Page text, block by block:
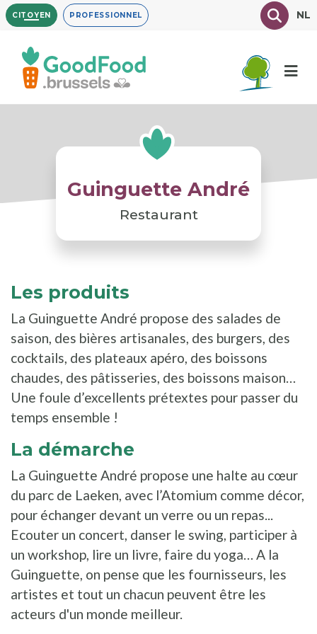
Aller
au
contenu
principal
CITOYEN PROFESSIONNEL TexteNL
Guinguette André
Restaurant
Les produits
La Guinguette André propose des salades de
saison, des bières artisanales, des burgers, des
cocktails, des plateaux apéro, des boissons
chaudes, des pâtisseries, des boissons maison…
Une foule d’excellents prétextes pour passer du
temps ensemble !
La démarche
La Guinguette André propose une halte au cœur
du parc de Laeken, avec l’Atomium comme décor,
pour échanger devant un verre ou un repas...
Ecouter un concert, danser le swing, participer à
un workshop, lire un livre, faire du yoga… A la
Guinguette, on pense que les fournisseurs, les
artistes et tout un chacun peuvent être les
acteurs d'un monde meilleur.